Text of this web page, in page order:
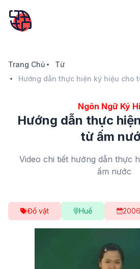
Trang Chủ
Từ
Hướng dẫn thực hiện ký hiệu cho
Ngôn Ngữ Ký
Hướng dẫn thực
từ ấm
Video chi tiết hướng dẫn thực
ấm nước
Đồ vật Huế 2006